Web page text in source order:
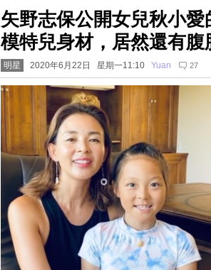
矢野志保公開女兒秋小
模特兒身材，居然還有腹
明星 2020年6月22日 星期一11:10 Yuan 27